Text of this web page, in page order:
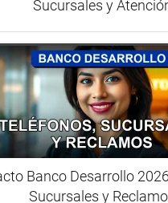
Sucursales y
Banco Desarrollo
Sucursales y